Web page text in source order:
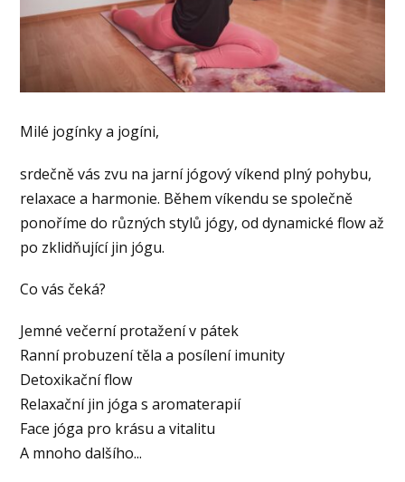
Milé jogínky a jogíni,
srdečně vás zvu na jarní jógový víkend plný pohybu,
relaxace a harmonie. Během víkendu se společně
ponoříme do různých stylů jógy, od dynamické flow až
po zklidňující jin jógu.
Co vás čeká?
Jemné večerní protažení v pátek
Ranní probuzení těla a posílení imunity
Detoxikační flow
Relaxační jin jóga s aromaterapií
Face jóga pro krásu a vitalitu
A mnoho dalšího...